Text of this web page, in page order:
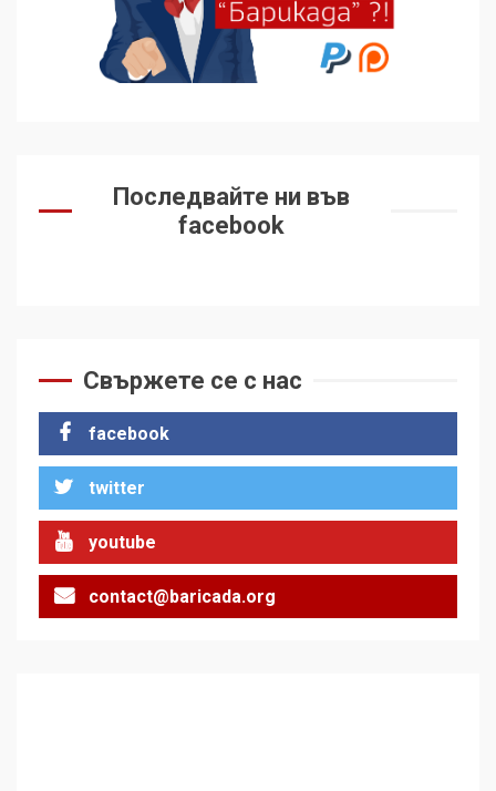
Последвайте ни във
facebook
Свържете се с нас
facebook
twitter
youtube
contact@baricada.org